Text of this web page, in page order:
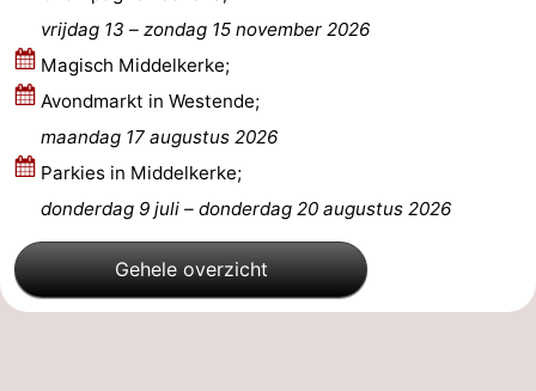
Koksijde
De
Panne
-
Natuur
Westhoek
Weer
Contact
vrijdag 13 – zondag 15 november 2026
Magisch Middelkerke;
Avondmarkt in Westende;
maandag 17 augustus 2026
Parkies in Middelkerke;
donderdag 9 juli – donderdag 20 augustus 2026
Gehele overzicht